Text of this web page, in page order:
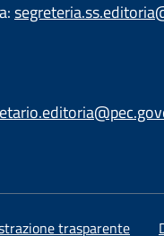
trasparente